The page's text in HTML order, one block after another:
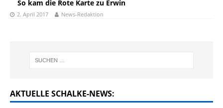
So kam die Rote Karte zu Erwin
2. April 2017 News-Redaktion
AKTUELLE SCHALKE-NEWS: